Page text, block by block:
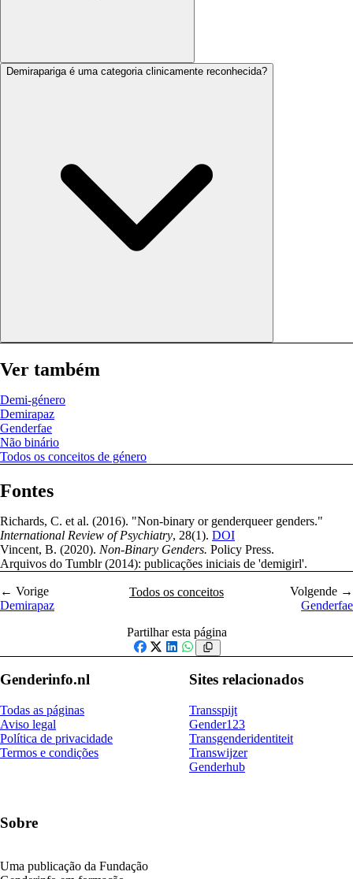
Demirapariga é uma categoria clinicamente reconhecida?
Ver também
Demi-género
Demirapaz
Genderfae
Não binário
Todos os conceitos de género
Fontes
Richards, C. et al. (2016). "Non-binary or genderqueer genders."
International Review of Psychiatry, 28(1). DOI
Vincent, B. (2020). Non-Binary Genders. Policy Press.
Arquivos do Tumblr (2014): publicações iniciais de 'demigirl'.
← Vorige
Demirapaz
Todos os conceitos
Volgende →
Genderfae
Partilhar esta página
Facebook
X LinkedIn
WhatsApp
Genderinfo.nl
Todas as páginas
Aviso legal
Política de privacidade
Termos e condições
Sites relacionados
Transspijt
Gender123
Transgenderidentiteit
Transwijzer
Genderhub
Sobre
Uma publicação da Fundação